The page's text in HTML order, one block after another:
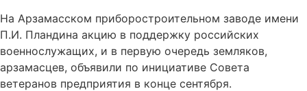
На Арзамасском приборостроительном заводе имени
П.И. Пландина акцию в поддержку российских
военнослужащих, и в первую очередь земляков,
арзамасцев, объявили по инициативе Совета
ветеранов предприятия в конце сентября.